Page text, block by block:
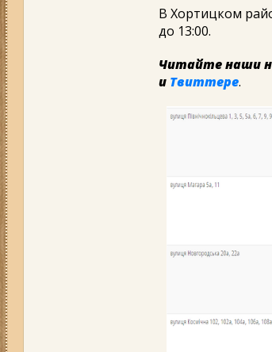
В Хортицком
до 13:00.
Читайте наши
и Твиттере.